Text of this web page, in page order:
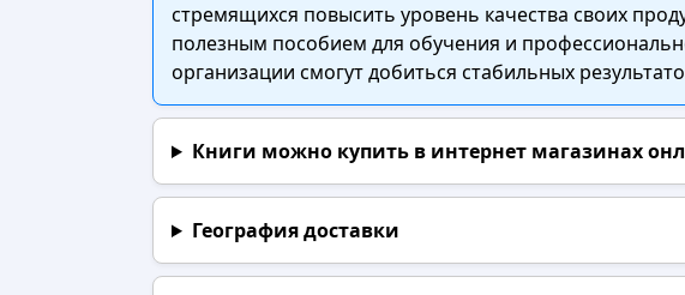
стремящихся повысить уровень качества своих
полезным пособием для обучения и
организации смогут добиться стабильных
Книги можно купить в интернет магазинах
География доставки